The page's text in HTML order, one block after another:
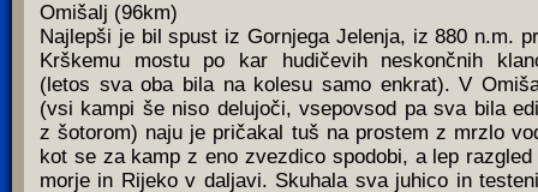
Omišalj (96km)
Najlepši je bil spust iz Gornjega Jelenja, iz 880 n.m.
Krškemu mostu po kar hudičevih neskončnih
(letos sva oba bila na kolesu samo enkrat). V
(vsi kampi še niso delujoči, vsepovsod pa sva bila
z šotorom) naju je pričakal tuš na prostem z mrzlo
kot se za kamp z eno zvezdico spodobi, a lep razgled
morje in Rijeko v daljavi. Skuhala sva juhico in